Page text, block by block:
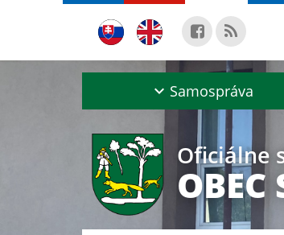
Samospráva
Oficiálne
OBEC